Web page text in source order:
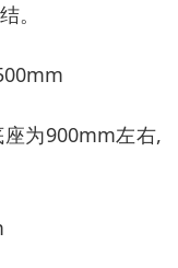
。
为900mm左右,